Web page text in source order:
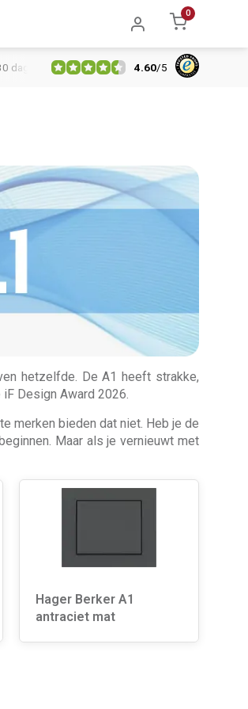
0
Vertrouwd online sinds 2006
4.60/5
hetzelfde. De A1 heeft strakke,
Design Award 2026.
merken bieden dat niet. Heb je de
Maar als je vernieuwt met
Hager Berker A1
antraciet mat